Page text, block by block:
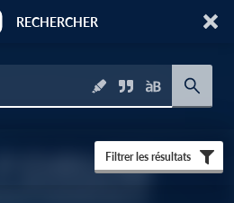
RECHERCHER
Filtrer les résultats